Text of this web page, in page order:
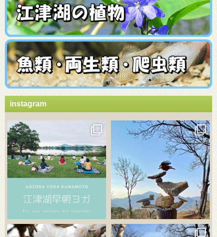
instagram
3月 20
3月 18
3月 18